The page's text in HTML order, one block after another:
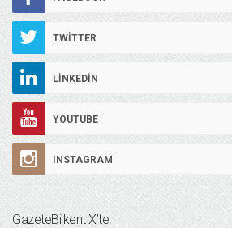
TWITTER
LINKEDIN
YOUTUBE
INSTAGRAM
GazeteBilkent X’te!